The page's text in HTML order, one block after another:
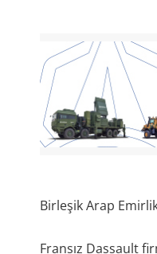
Birleşik Arap
Fransız Dassault